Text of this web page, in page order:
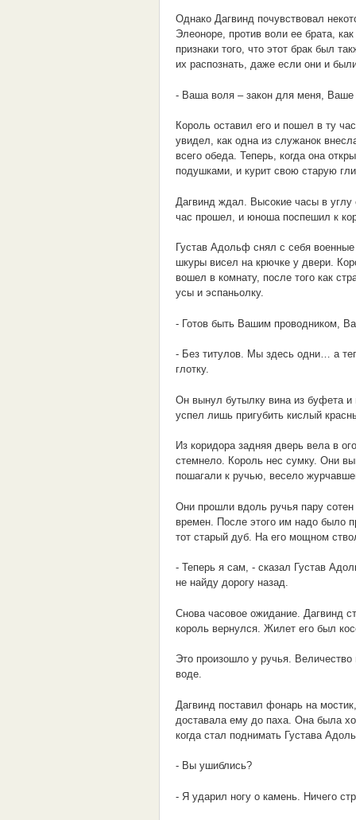
Однако Дагвинд почувствовал
Элеоноре, против воли ее брата,
признаки того, что этот брак был
их распознать, даже если они и
- Ваша воля – закон для меня, Ваше
Король оставил его и пошел в ту
увидел, как одна из служанок
всего обеда. Теперь, когда она
подушками, и курит свою старую
Дагвинд ждал. Высокие часы в углу
час прошел, и юноша поспешил к
Густав Адольф снял с себя
шкуры висел на крючке у двери.
вошел в комнату, после того как
усы и эспаньолку.
- Готов быть Вашим проводником,
- Без титулов. Мы здесь одни… а
глотку.
Он вынул бутылку вина из буфета и
успел лишь пригубить кислый
Из коридора задняя дверь вела в
стемнело. Король нес сумку. Они
пошагали к ручью, весело
Они прошли вдоль ручья пару
времен. После этого им надо было
тот старый дуб. На его мощном
- Теперь я сам, - сказал Густав
не найду дорогу назад.
Снова часовое ожидание. Дагвинд
король вернулся. Жилет его был
Это произошло у ручья. Величество
воде.
Дагвинд поставил фонарь на
доставала ему до паха. Она была
когда стал поднимать Густава
- Вы ушиблись?
- Я ударил ногу о камень. Ничего